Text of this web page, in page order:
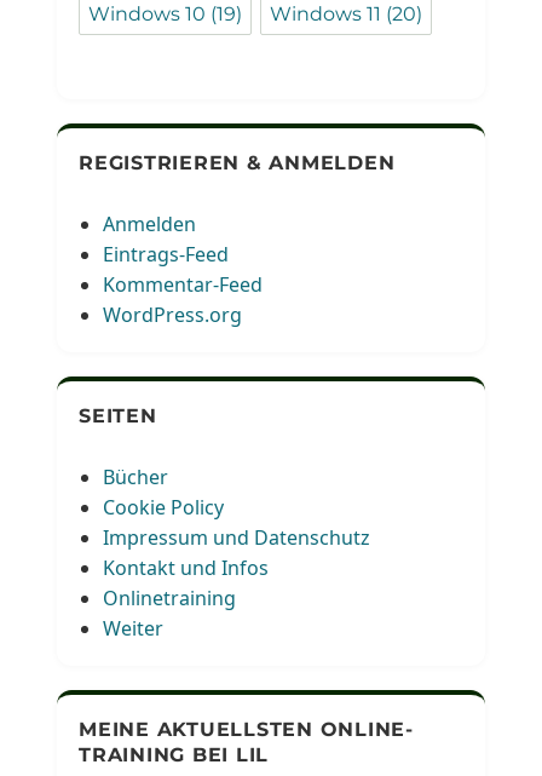
Windows 10 (19) Windows 11 (20)
REGISTRIEREN & ANMELDEN
Anmelden
Eintrags-Feed
Kommentar-Feed
WordPress.org
SEITEN
Bücher
Cookie Policy
Impressum und Datenschutz
Kontakt und Infos
Onlinetraining
Weiter
MEINE AKTUELLSTEN ONLINE-
TRAINING BEI LIL